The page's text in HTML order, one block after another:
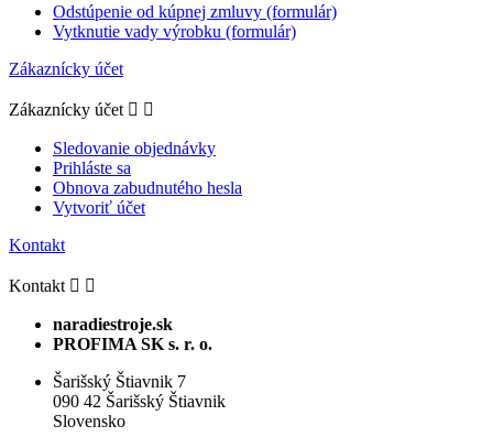
Odstúpenie od kúpnej zmluvy (formulár)
Vytknutie vady výrobku (formulár)
Zákaznícky účet
Zákaznícky účet  
Sledovanie objednávky
Prihláste sa
Obnova zabudnutého hesla
Vytvoriť účet
Kontakt
Kontakt  
naradiestroje.sk
PROFIMA SK s. r. o.
Šarišský Štiavnik 7
090 42 Šarišský Štiavnik
Slovensko